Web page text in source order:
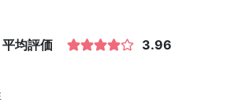
平均評価 3.96